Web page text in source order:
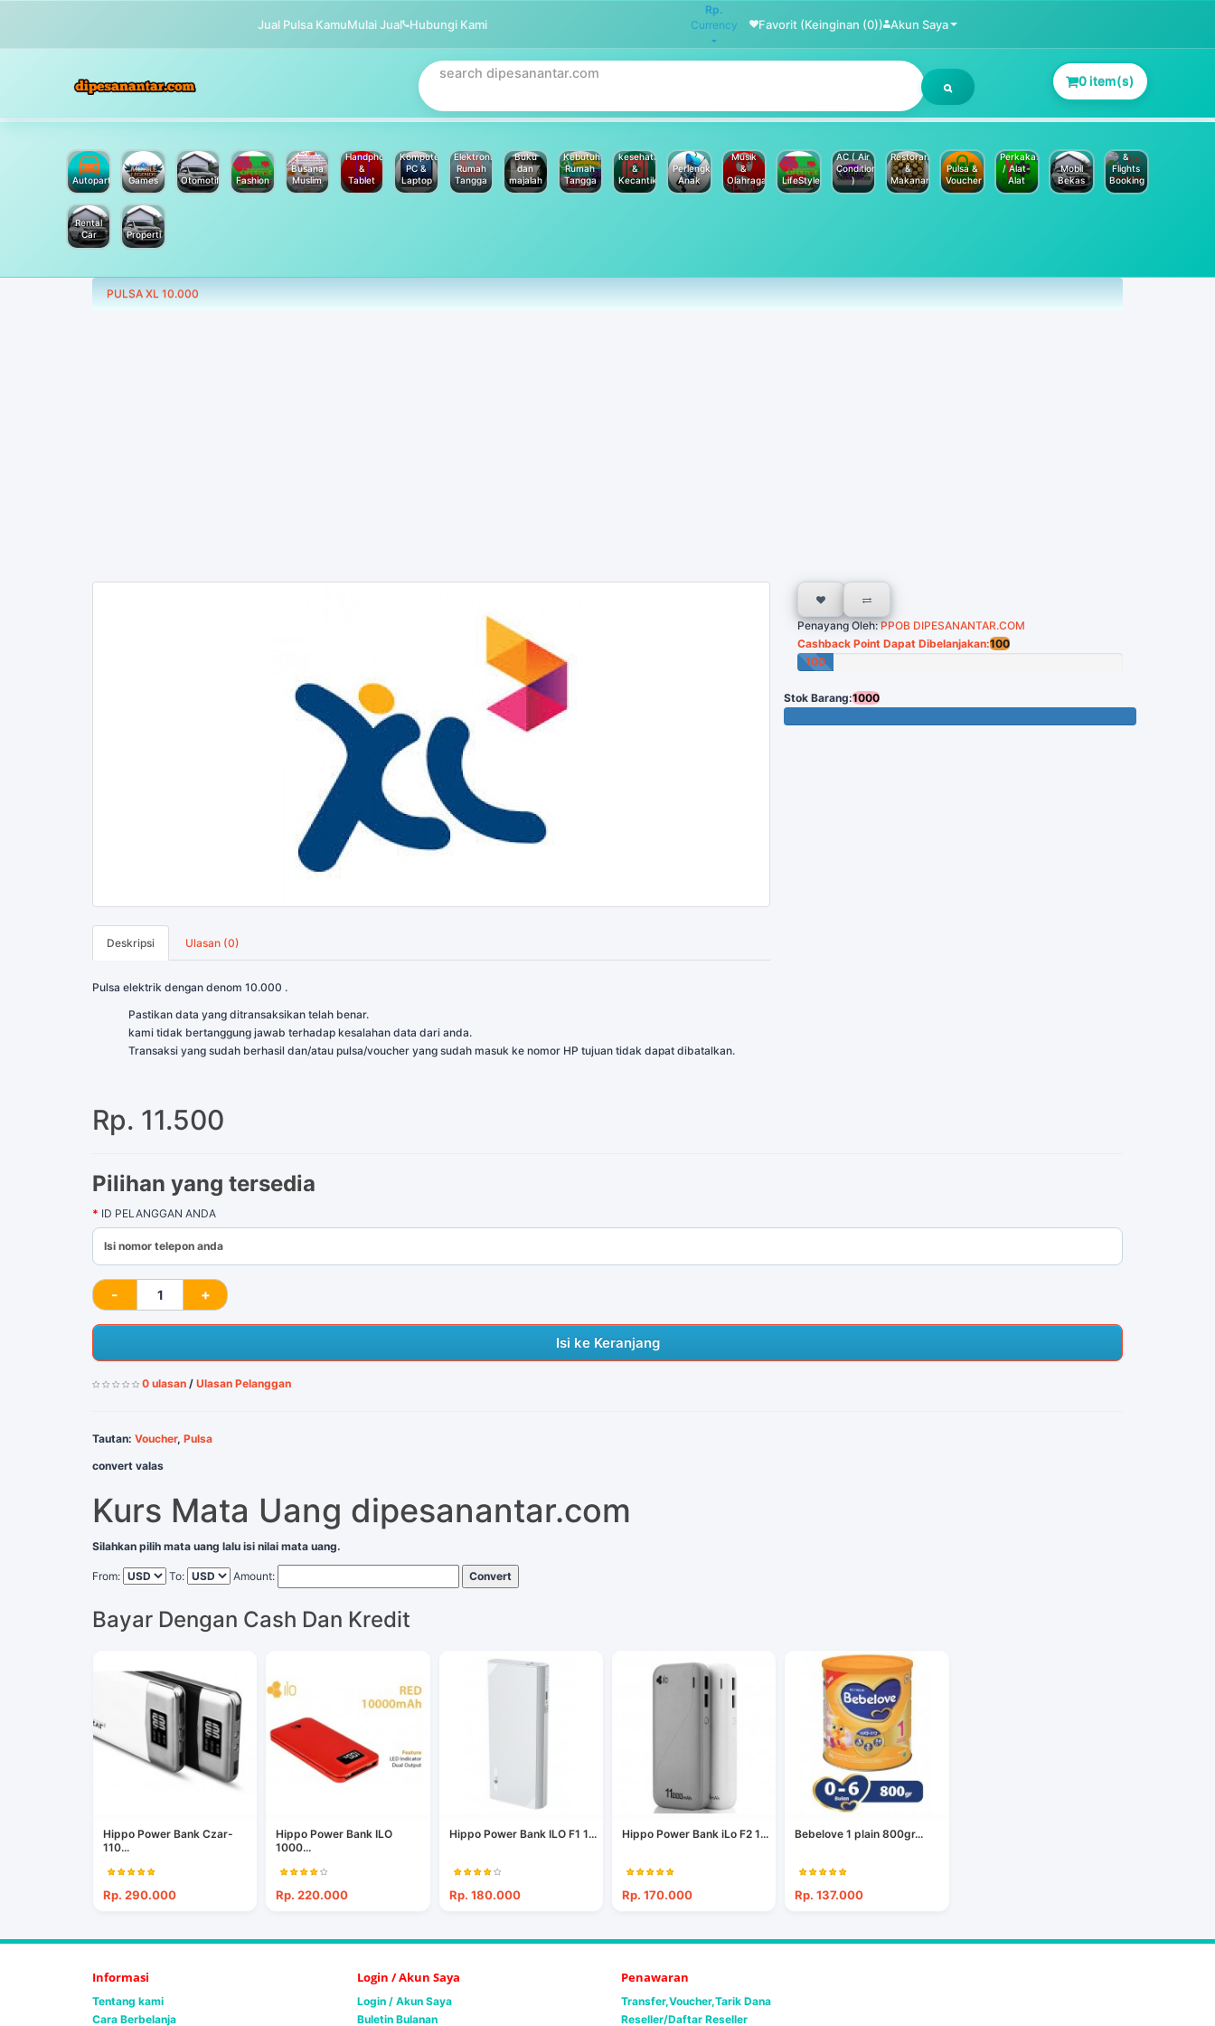
Jual Pulsa KamuMulai Jual Hubungi Kami
Rp.
Currency
Favorit (Keinginan (0)) Akun Saya
0 item(s)
Autoparts Games Otomotif Fashion
Busana
Muslim
Handphone
&
Tablet
Komputer
PC &
Laptop
Elektronik
Rumah
Tangga
Buku
dan
majalah
Kebutuhan
Rumah
Tangga
kesehatan
&
Kecantikan
Perlengkapan
Anak
Musik
&
Olahraga
LifeStyle
AC ( Air
Conditioner
)
Restoran
&
Makanan
Pulsa &
Voucher
Perkakas
/ Alat-
Alat
Mobil
Bekas
&
Flights
Booking
Rental
Car
Properti
PULSA XL 10.000
Deskripsi Ulasan (0)
Pulsa elektrik dengan denom 10.000 .
Pastikan data yang ditransaksikan telah benar.
kami tidak bertanggung jawab terhadap kesalahan data dari anda.
Transaksi yang sudah berhasil dan/atau pulsa/voucher yang sudah masuk ke nomor HP tujuan tidak dapat dibatalkan.
Penayang Oleh:PPOB DIPESANANTAR.COM
Cashback Point Dapat Dibelanjakan:100
100
Stok Barang:1000
Rp. 11.500
Pilihan yang tersedia
ID PELANGGAN ANDA
Isi ke Keranjang
0 ulasan / Ulasan Pelanggan
Tautan: Voucher, Pulsa
convert valas
Kurs Mata Uang dipesanantar.com
Silahkan pilih mata uang lalu isi nilai mata uang.
From: To: Amount: Convert
Bayar Dengan Cash Dan Kredit
Hippo Power Bank Czar-
110...
Rp. 290.000
Hippo Power Bank ILO
1000...
Rp. 220.000
Hippo Power Bank ILO F1 1...
Rp. 180.000
Hippo Power Bank iLo F2 1...
Rp. 170.000
Bebelove 1 plain 800gr...
Rp. 137.000
Informasi
Tentang kami
Cara Berbelanja
Login / Akun Saya
Login / Akun Saya
Buletin Bulanan
Penawaran
Transfer,Voucher,Tarik Dana
Reseller/Daftar Reseller